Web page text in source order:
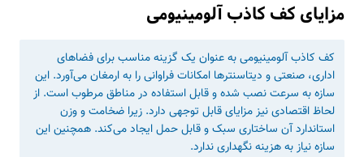
مزایای کف کاذب آلومینیومی
کف کاذب آلومینیومی به عنوان یک گزینه مناسب برای فضاهای
اداری، صنعتی و دیتاسنترها امکانات فراوانی را به ارمغان می‌آورد. این
سازه به سرعت نصب شده و قابل استفاده در مناطق مرطوب است. از
لحاظ اقتصادی نیز مزایای قابل‌ توجهی دارد. زیرا ضخامت و وزن
استاندارد آن ساختاری سبک و قابل حمل ایجاد می‌کند. همچنین این
سازه نیاز به هزینه نگهداری ندارد.